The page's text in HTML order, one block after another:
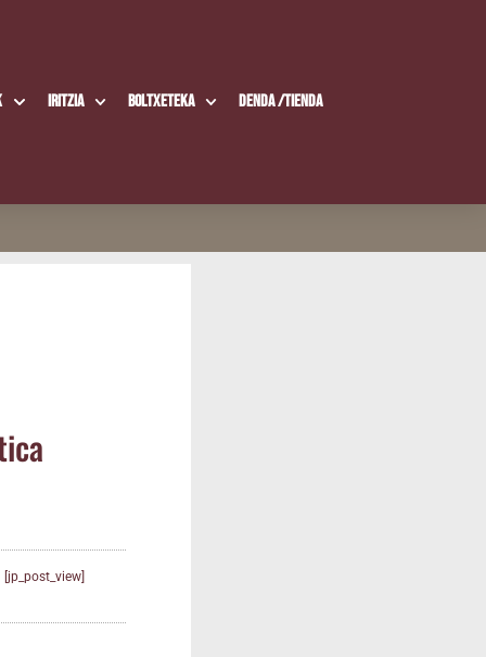
Iritzia Boltxe­te­ka Den­da /​Tien­da
[jp_post_view]